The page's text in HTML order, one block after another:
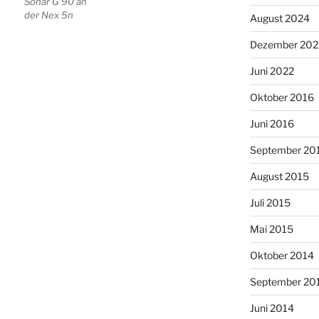
der Nex 5n
August 2024
Dezember
Juni 2022
Oktober 2016
Juni 2016
September
August 2015
Juli 2015
Mai 2015
Oktober 2014
September
Juni 2014